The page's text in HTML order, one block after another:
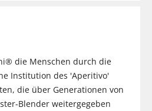
die Menschen durch die
Institution des 'Aperitivo'
die über Generationen von
Blender weitergegeben